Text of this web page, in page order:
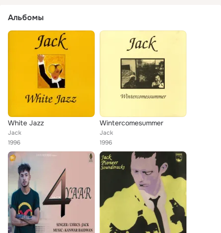
Альбомы
White Jazz
Jack
1996
Wintercomesummer
Jack
1996